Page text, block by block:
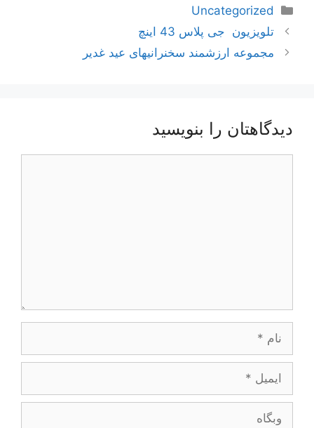
دسته‌ها
Uncategorized
ناوبری
نوشته‌ها
تلویزیون جی پلاس 43 اینچ
مجموعه ارزشمند سخنرانیهای عید غدیر
دیدگاهتان را بنویسید
ایمیل
وبگاه